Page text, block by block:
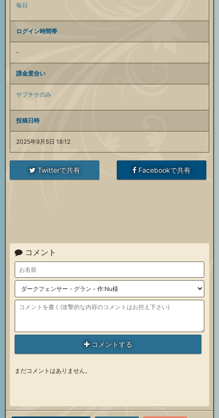
毎日
ログイン時間帯
-
課金度合い
サプチケのみ
投稿日時
2025年9月5日 18:12
Twitterで共有 Facebookで共有
コメント
コメントする
まだコメントはありません。